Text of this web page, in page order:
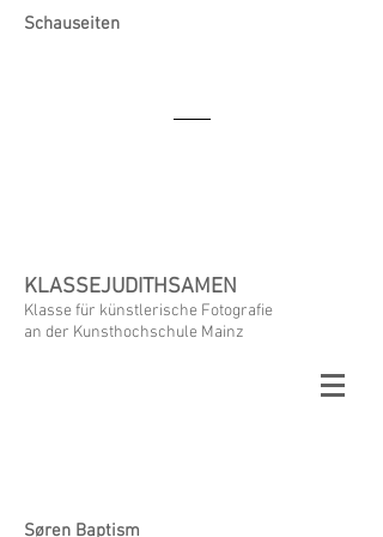
Schauseiten
KLASSEJUDITHSAMEN
Klasse für künstlerische Fotografie
an der Kunsthochschule Mainz
Søren Baptism